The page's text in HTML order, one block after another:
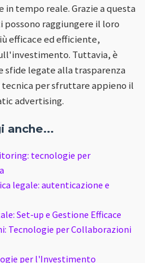
tempo reale. Grazie a questa
raggiungere il loro
efficace ed efficiente,
Tuttavia, è
legate alla trasparenza
per sfruttare appieno il
advertising.
anche...
tecnologie per
legale: autenticazione e
Set-up e Gestione Efficace
Tecnologie per Collaborazioni
per l'Investimento